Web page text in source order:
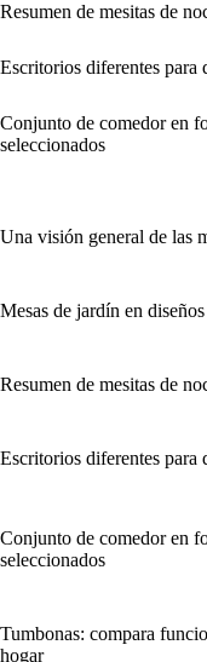
Resumen de mesitas de
Escritorios diferentes para
Conjunto de comedor en
seleccionados
Una visión general de las
Mesas de jardín en
Resumen de mesitas de
Escritorios diferentes para
Conjunto de comedor en
seleccionados
Tumbonas: compara
hogar